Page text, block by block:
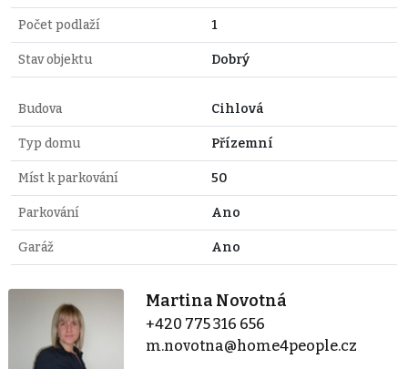
Počet podlaží 1
Stav objektu Dobrý
Budova Cihlová
Typ domu Přízemní
Míst k parkování 50
Parkování Ano
Garáž Ano
Martina Novotná
+420 775 316 656
m.novotna@home4people.cz